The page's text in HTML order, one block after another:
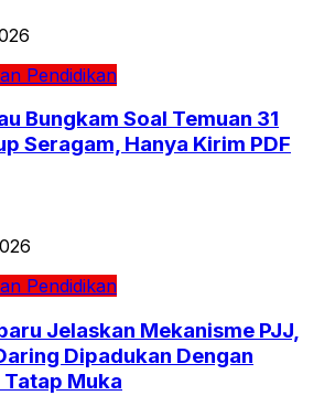
Pendidikan
Bungkam Soal Temuan 31
Seragam, Hanya Kirim PDF
Pendidikan
Jelaskan Mekanisme PJJ,
Dipadukan Dengan
Muka